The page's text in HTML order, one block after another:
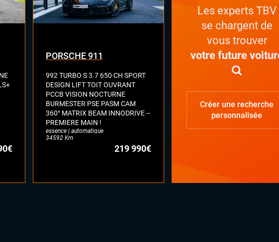
PORSCHE 911
992 TURBO S 3.7 650 CH SPORT
DESIGN LIFT TOIT OUVRANT
PCCB VISION NOCTURNE
BURMESTER PSE PASM CAM
360° MATRIX BEAM INNODRIVE --
PREMIERE MAIN !
essence | automatique
34592 Km
219 990€
Les experts TBV
se chargent de
vous trouver
votre future
Créer une recherche
personnalisée